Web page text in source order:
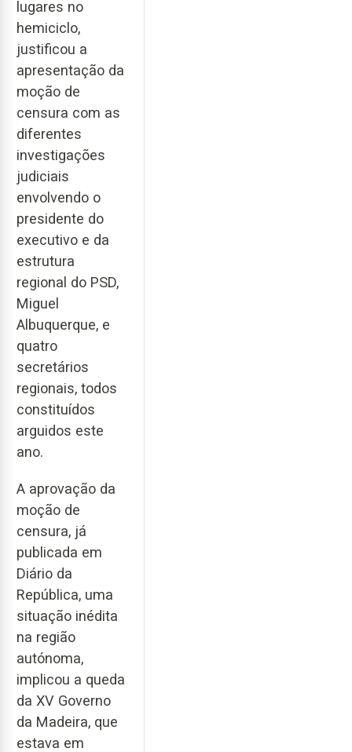
lugares no
hemiciclo,
justificou a
apresentação da
moção de
censura com as
diferentes
investigações
judiciais
envolvendo o
presidente do
executivo e da
estrutura
regional do PSD,
Miguel
Albuquerque, e
quatro
secretários
regionais, todos
constituídos
arguidos este
ano.
A aprovação da
moção de
censura, já
publicada em
Diário da
República, uma
situação inédita
na região
autónoma,
implicou a queda
da XV Governo
da Madeira, que
estava em